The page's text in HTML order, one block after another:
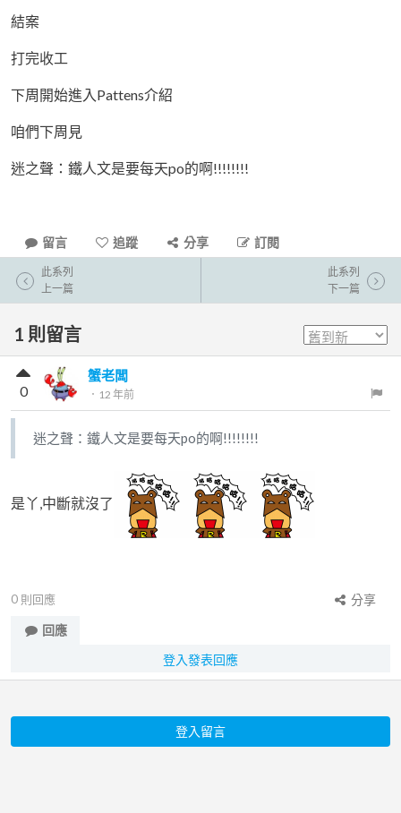
結案
打完收工
下周開始進入Pattens介紹
咱們下周見
迷之聲：鐵人文是要每天po的啊!!!!!!!!
留言 追蹤 分享 訂閱
此系列
上一篇
此系列
下一篇
1 則留言
蟹老闆
． 12 年前
0
迷之聲：鐵人文是要每天po的啊!!!!!!!!
是丫,中斷就沒了
0 則回應
分享
回應
登入發表回應
登入留言